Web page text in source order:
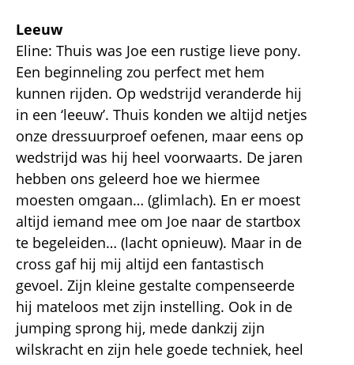
Leeuw
Eline: Thuis was Joe een rustige lieve pony.
Een beginneling zou perfect met hem
kunnen rijden. Op wedstrijd veranderde hij
in een ‘leeuw’. Thuis konden we altijd netjes
onze dressuurproef oefenen, maar eens op
wedstrijd was hij heel voorwaarts. De jaren
hebben ons geleerd hoe we hiermee
moesten omgaan… (glimlach). En er moest
altijd iemand mee om Joe naar de startbox
te begeleiden… (lacht opnieuw). Maar in de
cross gaf hij mij altijd een fantastisch
gevoel. Zijn kleine gestalte compenseerde
hij mateloos met zijn instelling. Ook in de
jumping sprong hij, mede dankzij zijn
wilskracht en zijn hele goede techniek, heel